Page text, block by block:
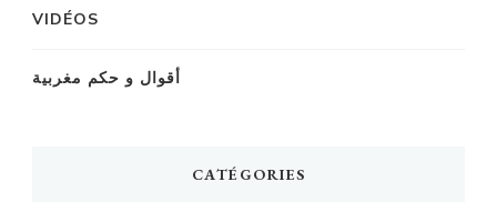
VIDÉOS
أقوال و حكم مغربية
CATÉGORIES